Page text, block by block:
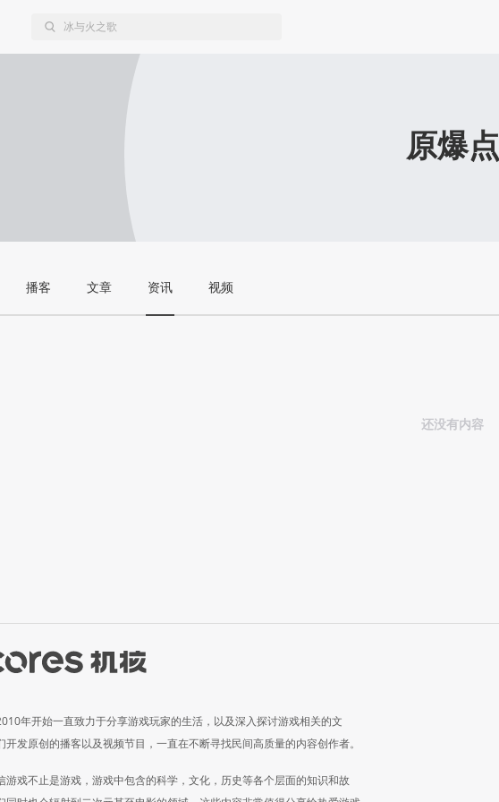
原爆点
播客 文章 资讯 视频
还没有内容
年开始一直致力于分享游戏玩家的生活，以及深入探讨游戏相关的文
开发原创的播客以及视频节目，一直在不断寻找民间高质量的内容创作者。
游戏不止是游戏，游戏中包含的科学，文化，历史等各个层面的知识和故